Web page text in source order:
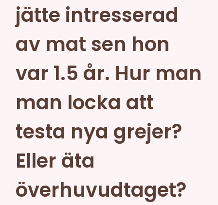
jätte intresserad
av mat sen hon
var 1.5 år. Hur man
man locka att
testa nya grejer?
Eller äta
överhuvudtaget?